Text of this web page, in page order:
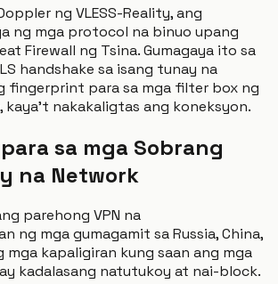
ng VLESS-Reality, ang
ng mga protocol na binuo upang
Firewall ng Tsina. Gumagaya ito sa
handshake sa isang tunay na
fingerprint para sa mga filter box ng
kaya't nakakaligtas ang koneksyon.
sa mga Sobrang
na Network
parehong VPN na
ng mga gumagamit sa Russia, China,
mga kapaligiran kung saan ang mga
kadalasang natutukoy at nai-block.